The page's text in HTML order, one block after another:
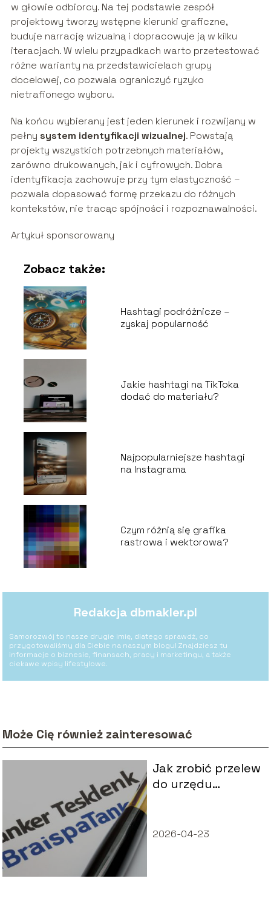
w głowie odbiorcy. Na tej podstawie zespół
projektowy tworzy wstępne kierunki graficzne,
buduje narrację wizualną i dopracowuje ją w kilku
iteracjach. W wielu przypadkach warto przetestować
różne warianty na przedstawicielach grupy
docelowej, co pozwala ograniczyć ryzyko
nietrafionego wyboru.
Na końcu wybierany jest jeden kierunek i rozwijany w
pełny system identyfikacji wizualnej. Powstają
projekty wszystkich potrzebnych materiałów,
zarówno drukowanych, jak i cyfrowych. Dobra
identyfikacja zachowuje przy tym elastyczność –
pozwala dopasować formę przekazu do różnych
kontekstów, nie tracąc spójności i rozpoznawalności.
Artykuł sponsorowany
Zobacz także:
Hashtagi podróżnicze –
zyskaj popularność
Jakie hashtagi na TikToka
dodać do materiału?
Najpopularniejsze hashtagi
na Instagrama
Czym różnią się grafika
rastrowa i wektorowa?
Redakcja dbmakler.pl
Samorozwój to nasze drugie imię, dlatego sprawdź, co
przygotowaliśmy dla Ciebie na naszym blogu! Znajdziesz tu
informacje o biznesie, finansach, pracy i marketingu, a także
ciekawe wpisy lifestylowe.
Może Cię również zainteresować
Jak zrobić przelew
do urzędu
kroku
2026-04-23